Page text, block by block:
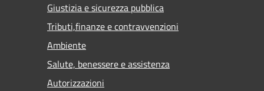
Giustizia e sicurezza pubblica
Tributi,finanze e contravvenzioni
Ambiente
Salute, benessere e assistenza
Autorizzazioni